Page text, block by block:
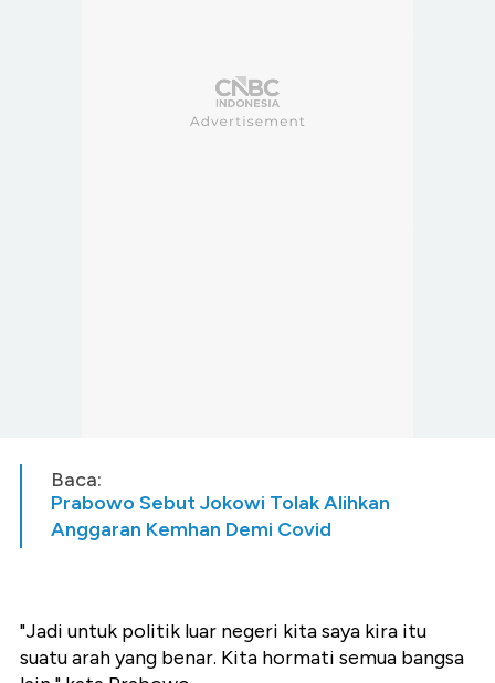
Baca:
Prabowo Sebut Jokowi Tolak Alihkan
Anggaran Kemhan Demi Covid
"Jadi untuk politik luar negeri kita saya kira itu
suatu arah yang benar. Kita hormati semua bangsa